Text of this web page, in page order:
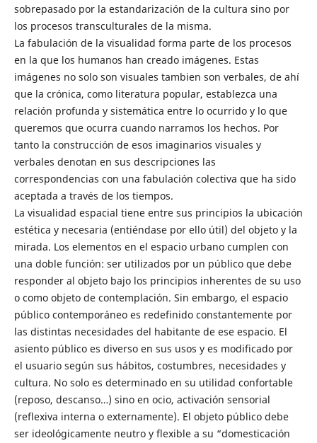
sobrepasado por la estandarización de la cultura sino por
los procesos transculturales de la misma.
La fabulación de la visualidad forma parte de los procesos
en la que los humanos han creado imágenes. Estas
imágenes no solo son visuales tambien son verbales, de ahí
que la crónica, como literatura popular, establezca una
relación profunda y sistemática entre lo ocurrido y lo que
queremos que ocurra cuando narramos los hechos. Por
tanto la construcción de esos imaginarios visuales y
verbales denotan en sus descripciones las
correspondencias con una fabulación colectiva que ha sido
aceptada a través de los tiempos.
La visualidad espacial tiene entre sus principios la ubicación
estética y necesaria (entiéndase por ello útil) del objeto y la
mirada. Los elementos en el espacio urbano cumplen con
una doble función: ser utilizados por un público que debe
responder al objeto bajo los principios inherentes de su uso
o como objeto de contemplación. Sin embargo, el espacio
público contemporáneo es redefinido constantemente por
las distintas necesidades del habitante de ese espacio. El
asiento público es diverso en sus usos y es modificado por
el usuario según sus hábitos, costumbres, necesidades y
cultura. No solo es determinado en su utilidad confortable
(reposo, descanso…) sino en ocio, activación sensorial
(reflexiva interna o externamente). El objeto público debe
ser ideológicamente neutro y flexible a su “domesticación